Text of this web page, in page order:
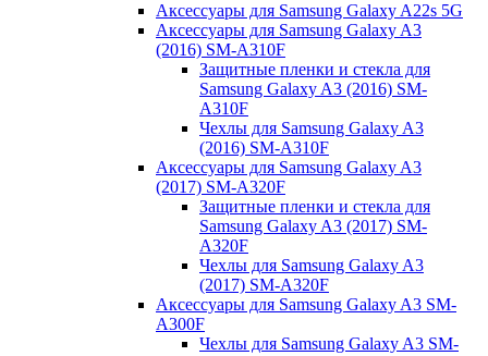
Аксессуары для Samsung Galaxy A22s 5G
Аксессуары для Samsung Galaxy A3
(2016) SM-A310F
Защитные пленки и стекла для
Samsung Galaxy A3 (2016) SM-
A310F
Чехлы для Samsung Galaxy A3
(2016) SM-A310F
Аксессуары для Samsung Galaxy A3
(2017) SM-A320F
Защитные пленки и стекла для
Samsung Galaxy A3 (2017) SM-
A320F
Чехлы для Samsung Galaxy A3
(2017) SM-A320F
Аксессуары для Samsung Galaxy A3 SM-
A300F
Чехлы для Samsung Galaxy A3 SM-